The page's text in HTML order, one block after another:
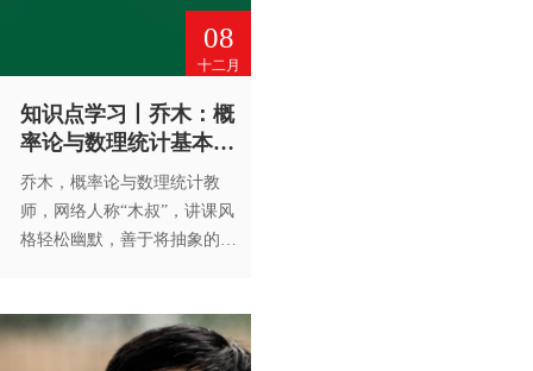
08
十二月
知识点学习丨乔木：概
率论与数理统计基本概
念
乔木，概率论与数理统计教
师，网络人称“木叔”，讲课风
格轻松幽默，善于将抽象的内
与数理统计基本概念。未经高
等教育出版社书面许可，谢绝